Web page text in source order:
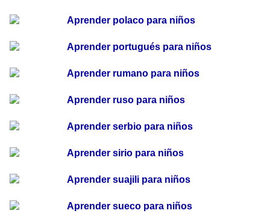
Aprender polaco para niños
Aprender portugués para niños
Aprender rumano para niños
Aprender ruso para niños
Aprender serbio para niños
Aprender sirio para niños
Aprender suajili para niños
Aprender sueco para niños